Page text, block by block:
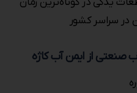
در سراسر کشور
صنعتی از ایمن آب کاژه